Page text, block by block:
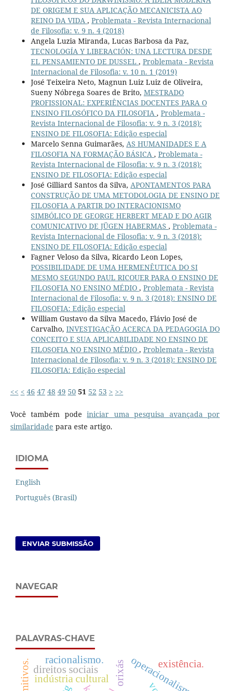
DE ORIGEM E SUA APLICAÇÃO MECANICISTA AO
REINO DA VIDA , Problemata - Revista Internacional
de Filosofia: v. 9 n. 4 (2018)
Angela Luzia Miranda, Lucas Barbosa da Paz,
TECNOLOGÍA Y LIBERACIÓN: UNA LECTURA DESDE
EL PENSAMIENTO DE DUSSEL , Problemata - Revista
Internacional de Filosofia: v. 10 n. 1 (2019)
José Teixeira Neto, Magnun Luiz Luiz de Oliveira,
Sueny Nóbrega Soares de Brito, MESTRADO
PROFISSIONAL: EXPERIÊNCIAS DOCENTES PARA O
ENSINO FILOSÓFICO DA FILOSOFIA , Problemata -
Revista Internacional de Filosofia: v. 9 n. 3 (2018):
ENSINO DE FILOSOFIA: Edição especial
Marcelo Senna Guimarães, AS HUMANIDADES E A
FILOSOFIA NA FORMAÇÃO BÁSICA , Problemata -
Revista Internacional de Filosofia: v. 9 n. 3 (2018):
ENSINO DE FILOSOFIA: Edição especial
José Gilliard Santos da Silva, APONTAMENTOS PARA
CONSTRUÇÃO DE UMA METODOLOGIA DE ENSINO DE
FILOSOFIA A PARTIR DO INTERACIONISMO
SIMBÓLICO DE GEORGE HERBERT MEAD E DO AGIR
COMUNICATIVO DE JÜGEN HABERMAS , Problemata -
Revista Internacional de Filosofia: v. 9 n. 3 (2018):
ENSINO DE FILOSOFIA: Edição especial
Fagner Veloso da Silva, Ricardo Leon Lopes,
POSSIBILIDADE DE UMA HERMENÊUTICA DO SI
MESMO SEGUNDO PAUL RICOUER PARA O ENSINO DE
FILOSOFIA NO ENSINO MÉDIO , Problemata - Revista
Internacional de Filosofia: v. 9 n. 3 (2018): ENSINO DE
FILOSOFIA: Edição especial
William Gustavo da Silva Macedo, Flávio José de
Carvalho, INVESTIGAÇÃO ACERCA DA PEDAGOGIA DO
CONCEITO E SUA APLICABILIDADE NO ENSINO DE
FILOSOFIA NO ENSINO MÉDIO , Problemata - Revista
Internacional de Filosofia: v. 9 n. 3 (2018): ENSINO DE
FILOSOFIA: Edição especial
<< < 46 47 48 49 50 51 52 53 > >>
Você também podeiniciar uma pesquisa avançada por
similaridade para este artigo.
IDIOMA
English
Português (Brasil)
ENVIAR SUBMISSÃO
NAVEGAR
PALAVRAS-CHAVE
indústria cultural operacionalismo
direitos sociais
racionalismo. existência.
orixás